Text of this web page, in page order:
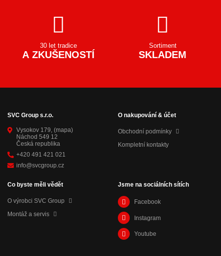
30 let tradice
A ZKUŠENOSTÍ
Sortiment
SKLADEM
SVC Group s.r.o.
Vysokov 179, (mapa)
Náchod 549 12
Česká republika
+420 491 421 021
info@svcgroup.cz
O nakupování & účet
Obchodní podmínky
Kompletní kontakty
Co byste měli vědět
O výrobci SVC Group
Montáž a servis
Jsme na sociálních sítích
Facebook
Instagram
Youtube